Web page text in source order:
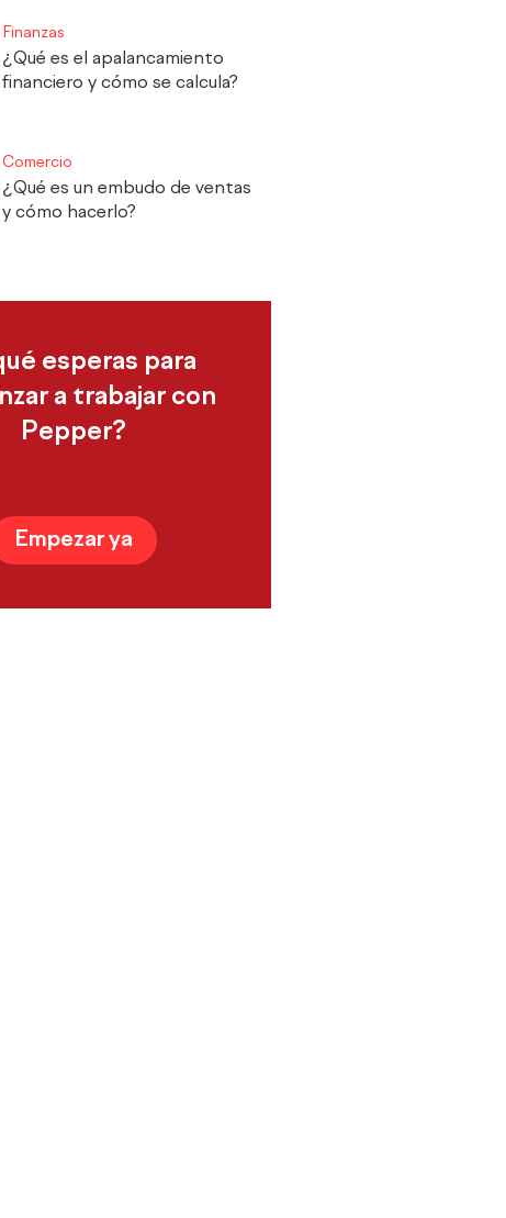
Finanzas
¿Qué es el apalancamiento
financiero y cómo se calcula?
Comercio
¿Qué es un embudo de ventas
y cómo hacerlo?
esperas para
a trabajar con
Pepper?
Empezar ya